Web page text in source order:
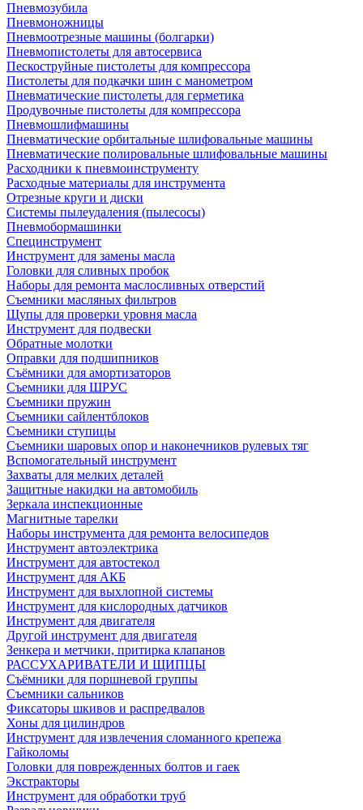
Пневмозубила
Пневмоножницы
Пневмоотрезные машины (болгарки)
Пневмопистолеты для автосервиса
Пескоструйные пистолеты для компрессора
Пистолеты для подкачки шин с манометром
Пневматические пистолеты для герметика
Продувочные пистолеты для компрессора
Пневмошлифмашины
Пневматические орбитальные шлифовальные машины
Пневматические полировальные шлифовальные машины
Расходники к пневмоинструменту
Расходные материалы для инструмента
Отрезные круги и диски
Системы пылеудаления (пылесосы)
Пневмобормашинки
Специнструмент
Инструмент для замены масла
Головки для сливных пробок
Наборы для ремонта маслосливных отверстий
Съемники масляных фильтров
Щупы для проверки уровня масла
Инструмент для подвески
Обратные молотки
Оправки для подшипников
Съёмники для амортизаторов
Съемники для ШРУС
Съемники пружин
Съемники сайлентблоков
Съемники ступицы
Съемники шаровых опор и наконечников рулевых тяг
Вспомогательный инструмент
Захваты для мелких деталей
Защитные накидки на автомобиль
Зеркала инспекционные
Магнитные тарелки
Наборы инструмента для ремонта велосипедов
Инструмент автоэлектрика
Инструмент для автостекол
Инструмент для АКБ
Инструмент для выхлопной системы
Инструмент для кислородных датчиков
Инструмент для двигателя
Другой инструмент для двигателя
Зенкера и метчики, притирка клапанов
РАССУХАРИВАТЕЛИ И ЩИПЦЫ
Съёмники для поршневой группы
Съемники сальников
Фиксаторы шкивов и распредвалов
Хоны для цилиндров
Инструмент для извлечения сломанного крепежа
Гайколомы
Головки для поврежденных болтов и гаек
Экстракторы
Инструмент для обработки труб